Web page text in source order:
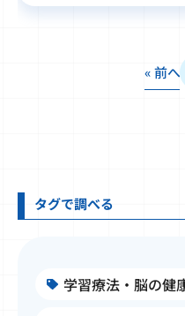
« 前へ
タグで調べる
学習療法・脳の健